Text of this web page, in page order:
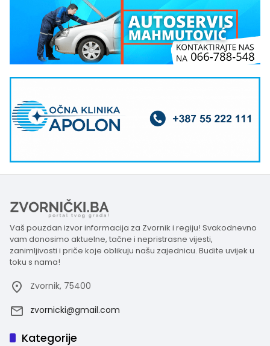
Vaš pouzdan izvor informacija za Zvornik i regiju! Svakodnevno
vam donosimo aktuelne, tačne i nepristrasne vijesti,
zanimljivosti i priče koje oblikuju našu zajednicu. Budite uvijek u
toku s nama!
Zvornik, 75400
zvornicki@gmail.com
Kategorije